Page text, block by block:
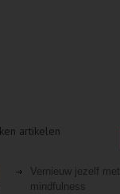
artikelen
Vernieuw jezelf met
mindfulness